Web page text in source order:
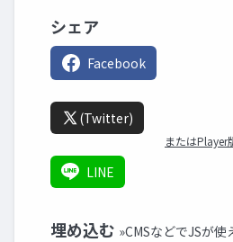
シェア
Facebook
(Twitter)
またはPlayer
LINE
埋め込む »CMSなどでJSが使